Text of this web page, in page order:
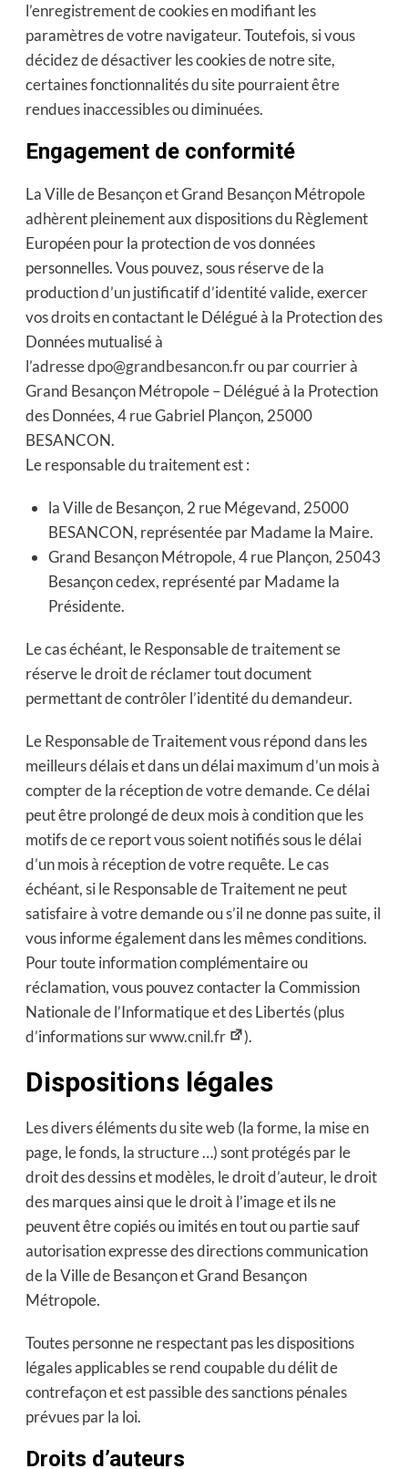
l’enregistrement de cookies en modifiant les
paramètres de votre navigateur. Toutefois, si vous
décidez de désactiver les cookies de notre site,
certaines fonctionnalités du site pourraient être
rendues inaccessibles ou diminuées.
Engagement de conformité
La Ville de Besançon et Grand Besançon Métropole
adhèrent pleinement aux dispositions du Règlement
Européen pour la protection de vos données
personnelles. Vous pouvez, sous réserve de la
production d’un justificatif d’identité valide, exercer
vos droits en contactant le Délégué à la Protection des
Données mutualisé à
l’adressedpo@grandbesancon.frou par courrier à
Grand Besançon Métropole – Délégué à la Protection
des Données, 4 rue Gabriel Plançon, 25000
BESANCON.
Le responsable du traitement est :
la Ville de Besançon, 2 rue Mégevand, 25000
BESANCON, représentée par Madame la Maire.
Grand Besançon Métropole, 4 rue Plançon, 25043
Besançon cedex, représenté par Madame la
Présidente.
Le cas échéant, le Responsable de traitement se
réserve le droit de réclamer tout document
permettant de contrôler l’identité du demandeur.
Le Responsable de Traitement vous répond dans les
meilleurs délais et dans un délai maximum d’un mois à
compter de la réception de votre demande. Ce délai
peut être prolongé de deux mois à condition que les
motifs de ce report vous soient notifiés sous le délai
d’un mois à réception de votre requête. Le cas
échéant, si le Responsable de Traitement ne peut
satisfaire à votre demande ou s’il ne donne pas suite, il
vous informe également dans les mêmes conditions.
Pour toute information complémentaire ou
réclamation, vous pouvez contacter la Commission
Nationale de l’Informatique et des Libertés (plus
d’informations surwww.cnil.fr ).
Dispositions légales
Les divers éléments du site web (la forme, la mise en
page, le fonds, la structure …) sont protégés par le
droit des dessins et modèles, le droit d’auteur, le droit
des marques ainsi que le droit à l’image et ils ne
peuvent être copiés ou imités en tout ou partie sauf
autorisation expresse des directions communication
de la Ville de Besançon et Grand Besançon
Métropole.
Toutes personne ne respectant pas les dispositions
légales applicables se rend coupable du délit de
contrefaçon et est passible des sanctions pénales
prévues par la loi.
Droits d’auteurs